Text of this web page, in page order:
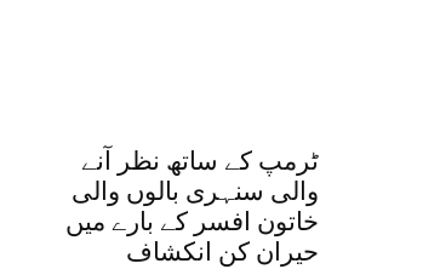
ٹرمپ کے ساتھ نظر آنے
والی سنہری بالوں والی
خاتون افسر کے بارے میں
حیران کن انکشاف